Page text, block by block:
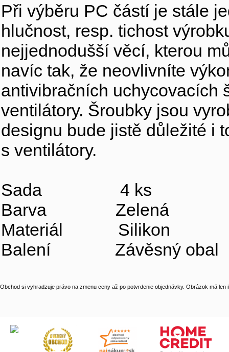
Při výběru PC částí je stále
hlučnost, resp. tichost
nejjednodušší věcí, kterou
navíc tak, že neovlivníte
antivibračních uchycovacích
ventilátory. Šroubky jsou
designu bude jistě důležité i
s ventilátory.
Sada 4 ks
Barva Zelená
Materiál Silikon
Balení Závěsný obal
Obchod si vyhradzuje právo na zmenu ceny až po potvrdenie objednávky. Obrázok má len